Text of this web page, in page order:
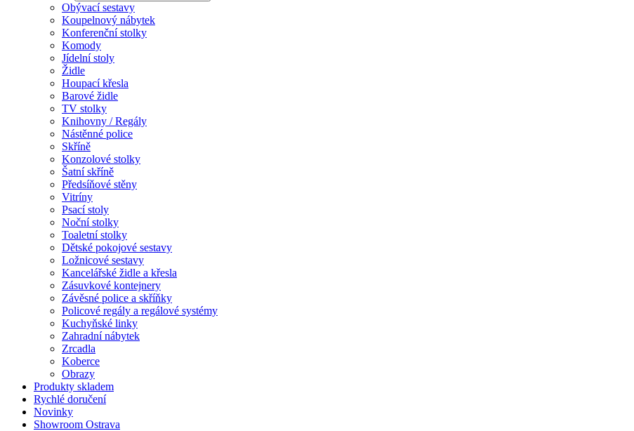
Obývací sestavy
Koupelnový nábytek
Konferenční stolky
Komody
Jídelní stoly
Židle
Houpací křesla
Barové židle
TV stolky
Knihovny / Regály
Nástěnné police
Skříně
Konzolové stolky
Šatní skříně
Předsíňové stěny
Vitríny
Psací stoly
Noční stolky
Toaletní stolky
Dětské pokojové sestavy
Ložnicové sestavy
Kancelářské židle a křesla
Zásuvkové kontejnery
Závěsné police a skříňky
Policové regály a regálové systémy
Kuchyňské linky
Zahradní nábytek
Zrcadla
Koberce
Obrazy
Produkty skladem
Rychlé doručení
Novinky
Showroom Ostrava